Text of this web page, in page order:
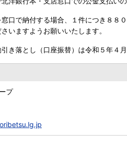
口で納付する場合、１件につき８８
いますようお願いいたします。
き落とし（口座振替）は令和５年４
プ